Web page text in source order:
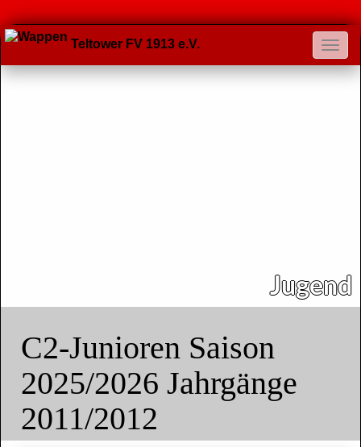
Teltower FV 1913 e.V.
Jugend
C2-Junioren Saison
2025/2026 Jahrgänge
2011/2012